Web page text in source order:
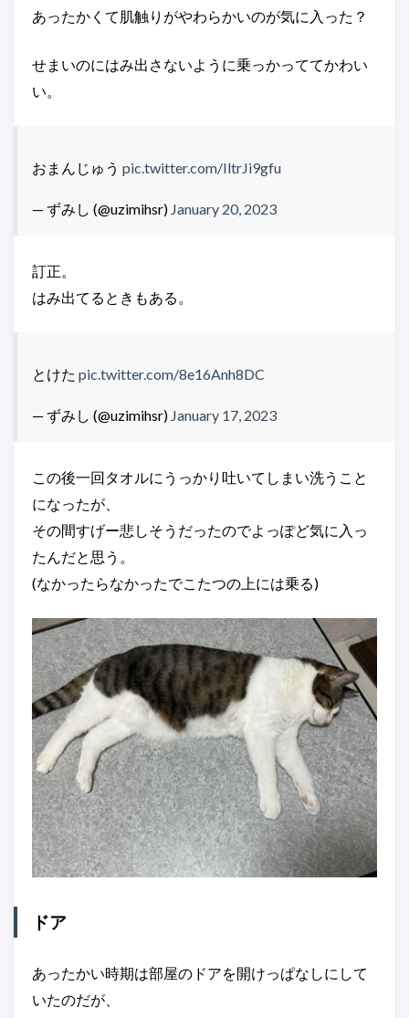
あったかくて肌触りがやわらかいのが気に入った？
せまいのにはみ出さないように乗っかっててかわい
い。
おまんじゅう pic.twitter.com/IltrJi9gfu
— ずみし (@uzimihsr) January 20, 2023
訂正。
はみ出てるときもある。
とけた pic.twitter.com/8e16Anh8DC
— ずみし (@uzimihsr) January 17, 2023
この後一回タオルにうっかり吐いてしまい洗うこと
になったが、
その間すげー悲しそうだったのでよっぽど気に入っ
たんだと思う。
(なかったらなかったでこたつの上には乗る)
ドア
あったかい時期は部屋のドアを開けっぱなしにして
いたのだが、